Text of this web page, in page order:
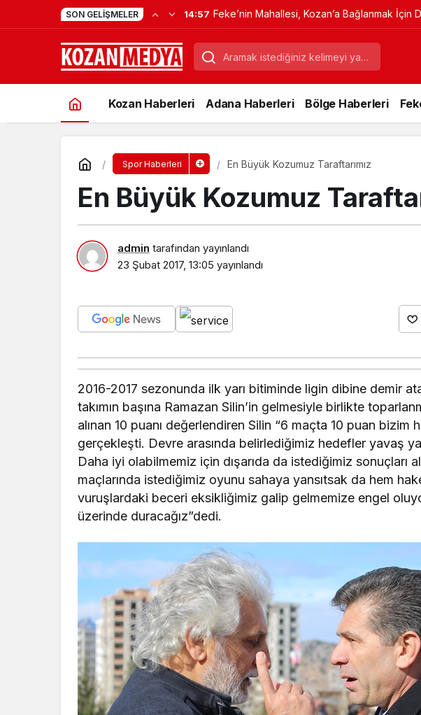
SON GELIŞMELER 11:19 YKS Heyecanı Başladı: Kimileri Son Anda
Kapıda Kaldı
Kozan Haberleri Adana Haberleri Bölge Haberleri
Spor Haberleri En Büyük Kozumuz Taraftarımız
En Büyük Kozumuz
admin tarafından yayınlandı
23 Şubat 2017, 13:05 yayınlandı
2016-2017 sezonunda ilk yarı bitiminde ligin dibine demir
takımın başına Ramazan Silin’in gelmesiyle birlikte
alınan 10 puanı değerlendiren Silin “6 maçta 10 puan
gerçekleşti. Devre arasında belirlediğimiz hedefler yavaş
Daha iyi olabilmemiz için dışarıda da istediğimiz sonuçları
maçlarında istediğimiz oyunu sahaya yansıtsak da hem
vuruşlardaki beceri eksikliğimiz galip gelmemize engel
üzerinde duracağız”dedi.